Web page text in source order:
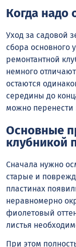
Когда надо
Уход за садовой
сбора основного
ремонтантной
немного
остаются
середины до
можно перенести
Основные
клубникой
Сначала нужно
старые и
пластинах
неравномерно
фиолетовый
листья
При этом